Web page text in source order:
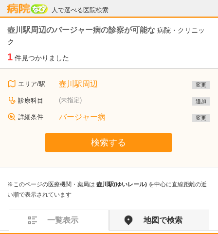
人で選べる医院検索
病院なび
壺川駅周辺のバージャー病の診察が可能な 病院・クリニッ
ク
1 件見つかりました
エリア/駅 壺川駅周辺 変更
診療科目 (未指定) 追加
詳細条件 バージャー病 変更
検索する
※このページの医療機関・薬局は 壺川駅(ゆいレール) を中心に直線距離の近
い順で表示されています
一覧表示 地図で検索